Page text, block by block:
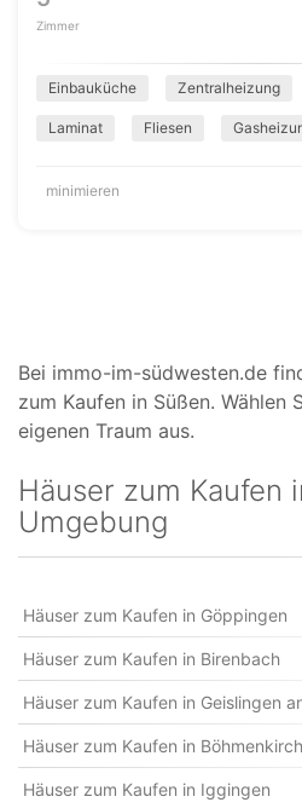
Zimmer
Einbauküche Zentralheizung
Laminat Fliesen
minimieren
Bei immo-im-südwesten.de
zum Kaufen in Süßen. Wählen
eigenen Traum aus.
Häuser zum Kaufen
Umgebung
Häuser zum Kaufen in Göppingen
Häuser zum Kaufen in Birenbach
Häuser zum Kaufen in Geislingen
Häuser zum Kaufen in Böhmenkirch
Häuser zum Kaufen in Iggingen